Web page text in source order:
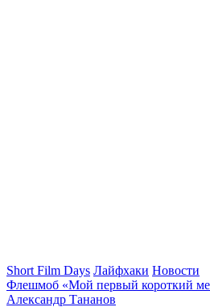
Short Film Days Лайфхаки Новости
Флешмоб «Мой первый короткий
Александр Тананов